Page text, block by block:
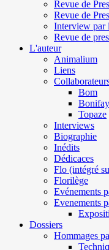
Revue de
Revue de
Interview par
Revue de
L'auteur
Animalium
Liens
Bom
Bonifay
Topaze
Interviews
Biographie
Inédits
Dédicaces
Flo (intégré
Florilège
Evénements
Evenements
Dossiers
Hommages